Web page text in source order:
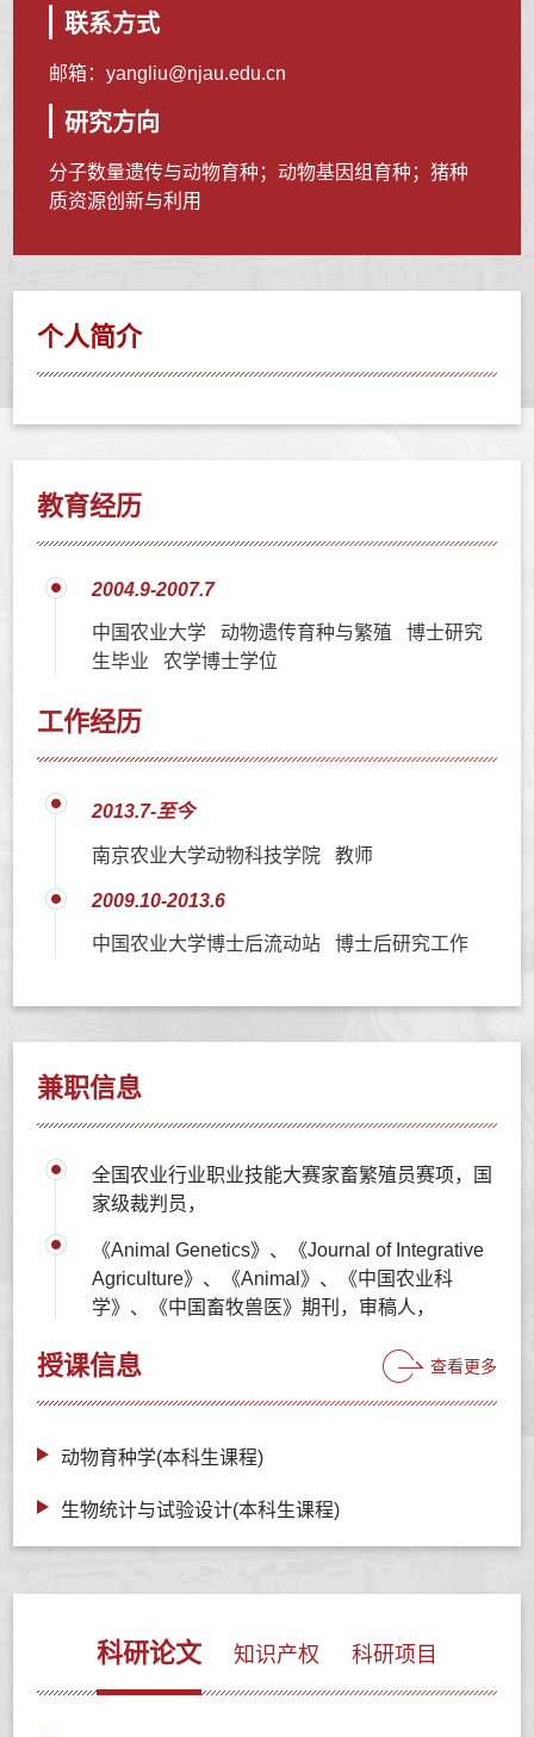
联系方式
邮箱：yangliu@njau.edu.cn
研究方向
分子数量遗传与动物育种；动物基因组育种；猪种
质资源创新与利用
个人简介
教育经历
2004.9-2007.7
中国农业大学 动物遗传育种与繁殖 博士研究
生毕业 农学博士学位
工作经历
2013.7-至今
南京农业大学动物科技学院 教师
2009.10-2013.6
中国农业大学博士后流动站 博士后研究工作
兼职信息
全国农业行业职业技能大赛家畜繁殖员赛项，国
家级裁判员，
《Animal Genetics》、《Journal of Integrative
Agriculture》、《Animal》、《中国农业科
学》、《中国畜牧兽医》期刊，审稿人，
授课信息 查看更多
动物育种学(本科生课程)
生物统计与试验设计(本科生课程)
科研论文 知识产权 科研项目